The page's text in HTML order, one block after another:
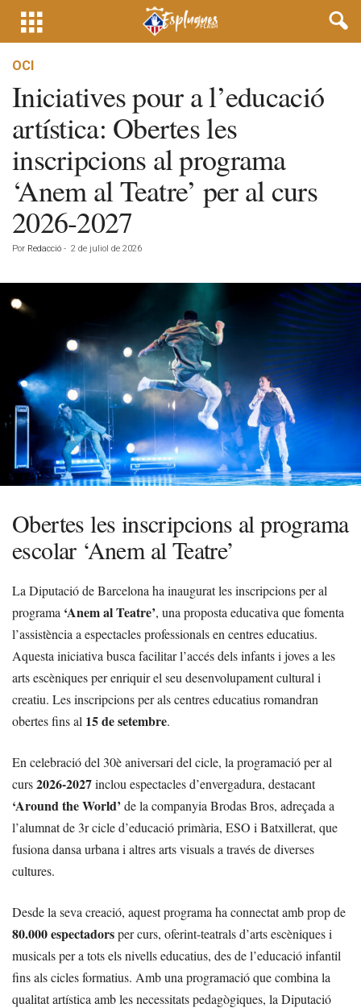
OCI
Iniciatives pour a l’educació
artística: Obertes les
inscripcions al programa
‘Anem al Teatre’ per al curs
2026-2027
Por Redacció - 2 de juliol de 2026
Obertes les inscripcions al programa
escolar ‘Anem al Teatre’
La Diputació de Barcelona ha inaugurat les inscripcions per al
programa ‘Anem al Teatre’, una proposta educativa que fomenta
l’assistència a espectacles professionals en centres educatius.
Aquesta iniciativa busca facilitar l’accés dels infants i joves a les
arts escèniques per enriquir el seu desenvolupament cultural i
creatiu. Les inscripcions per als centres educatius romandran
obertes fins al 15 de setembre.
En celebració del 30è aniversari del cicle, la programació per al
curs2026-2027inclou espectacles d’envergadura, destacant
‘Around the World’ de la companyia Brodas Bros, adreçada a
l’alumnat de 3r cicle d’educació primària, ESO i Batxillerat, que
fusiona dansa urbana i altres arts visuals a través de diverses
cultures.
Desde la seva creació, aquest programa ha connectat amb prop de
80.000 espectadorsper curs, oferint-teatrals d’arts escèniques i
musicals per a tots els nivells educatius, des de l’educació infantil
fins als cicles formatius. Amb una programació que combina la
qualitat artística amb les necessitats pedagògiques, la Diputació